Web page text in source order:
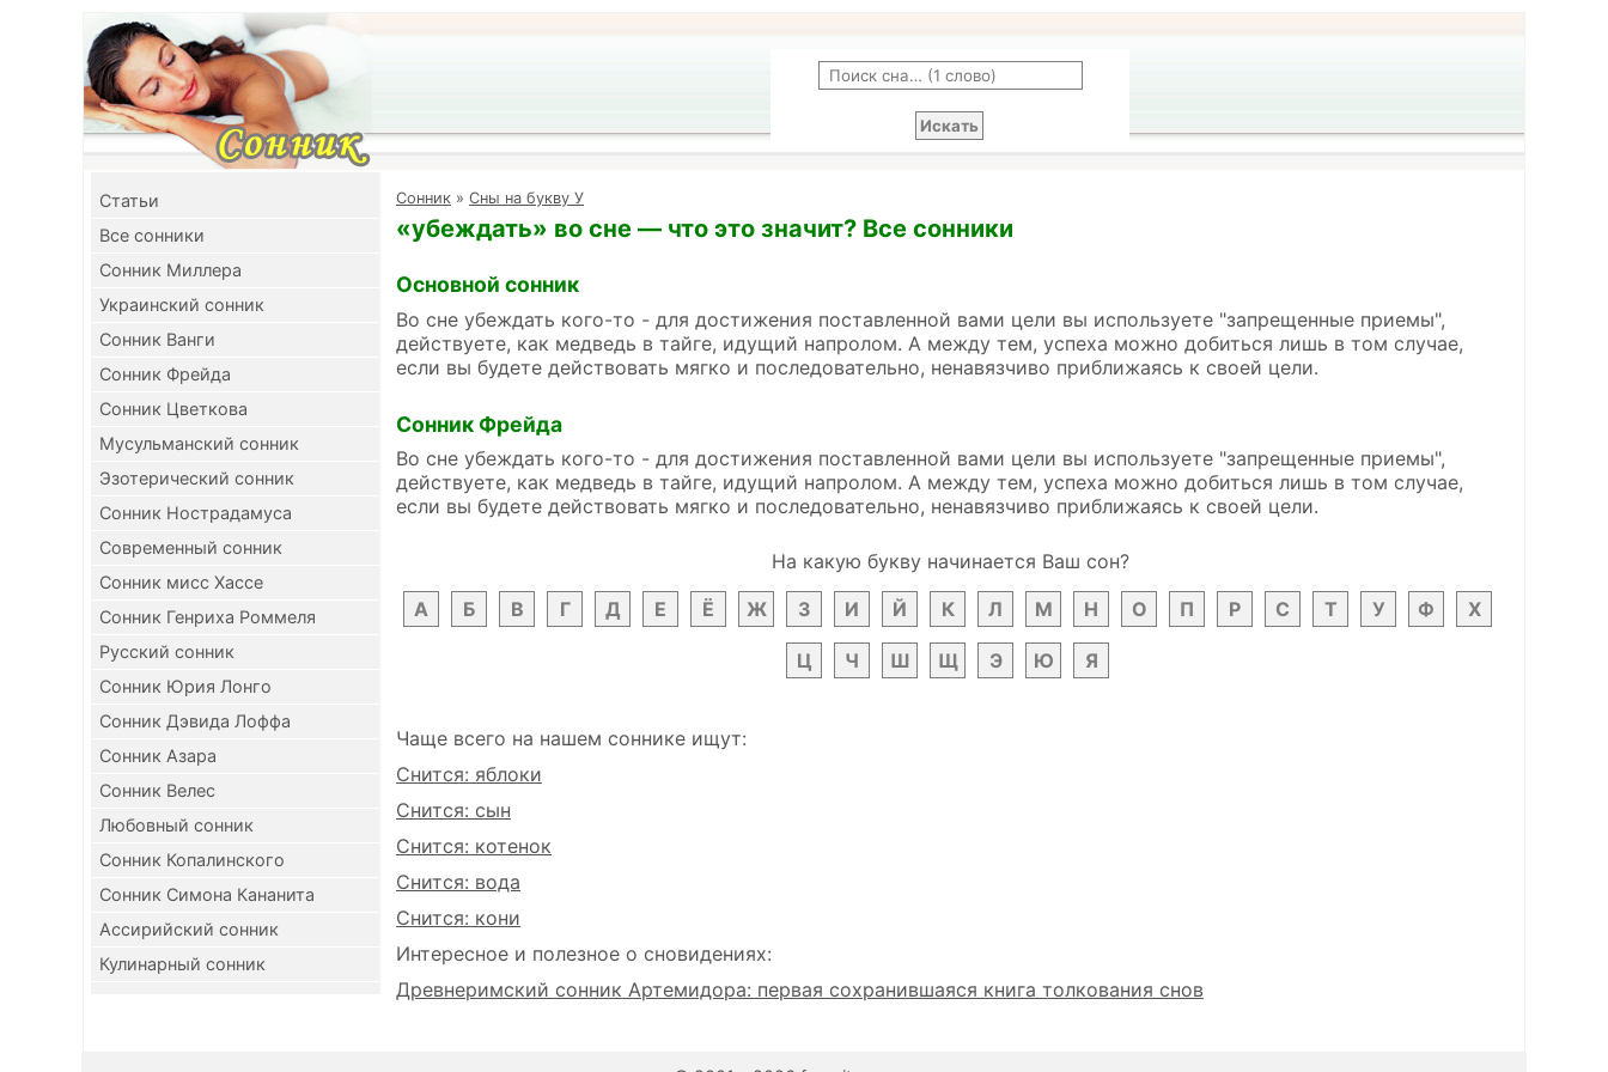
Cтатьи
Все сонники
Сонник Миллера
Украинский сонник
Сонник Ванги
Сонник Фрейда
Сонник Цветкова
Мусульманский сонник
Эзотерический сонник
Сонник Нострадамуса
Современный сонник
Сонник мисс Хассе
Сонник Генриха Роммеля
Русский сонник
Сонник Юрия Лонго
Сонник Дэвида Лоффа
Сонник Азара
Сонник Велес
Любовный сонник
Сонник Копалинского
Сонник Симона Кананита
Ассирийский сонник
Кулинарный сонник
Cонник » Сны на букву У
«убеждать» во сне — что это значит? Все сонники
Основной сонник
Во сне убеждать кого-то - для достижения поставленной вами цели вы используете "запрещенные приемы",
действуете, как медведь в тайге, идущий напролом. А между тем, успеха можно добиться лишь в том случае,
если вы будете действовать мягко и последовательно, ненавязчиво приближаясь к своей цели.
Сонник Фрейда
Во сне убеждать кого-то - для достижения поставленной вами цели вы используете "запрещенные приемы",
действуете, как медведь в тайге, идущий напролом. А между тем, успеха можно добиться лишь в том случае,
если вы будете действовать мягко и последовательно, ненавязчиво приближаясь к своей цели.
На какую букву начинается Ваш сон?
А
Б В Г Д Е Ё Ж З И Й К Л М Н О П Р С Т У Ф Х
Ц Ч Ш Щ Э Ю Я
Чаще всего на нашем соннике ищут:
Снится: яблоки
Снится: сын
Снится: котенок
Снится: вода
Снится: кони
Интересное и полезное о сновидениях:
Древнеримский сонник Артемидора: первая сохранившаяся книга толкования снов